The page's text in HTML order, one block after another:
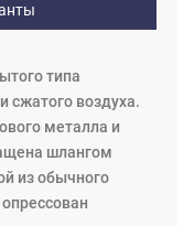
типа
сжатого воздуха.
металла и
шлангом
из обычного